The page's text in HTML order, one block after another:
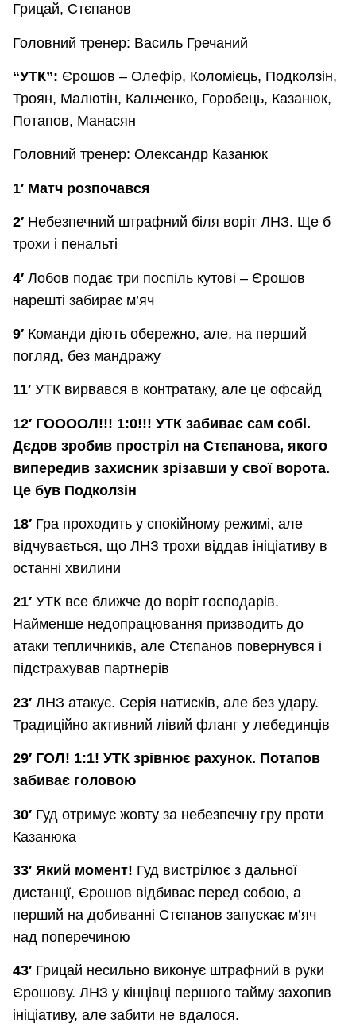
Грицай, Стєпанов
Головний тренер: Василь Гречаний
“УТК”: Єрошов – Олефір, Коломієць, Подколзін,
Троян, Малютін, Кальченко, Горобець, Казанюк,
Потапов, Манасян
Головний тренер: Олександр Казанюк
1′ Матч розпочався
2′ Небезпечний штрафний біля воріт ЛНЗ. Ще б
трохи і пенальті
4′ Лобов подає три поспіль кутові – Єрошов
нарешті забирає м’яч
9′ Команди діють обережно, але, на перший
погляд, без мандражу
11′ УТК вирвався в контратаку, але це офсайд
12′ ГООООЛ!!! 1:0!!! УТК забиває сам собі.
Дєдов зробив простріл на Стєпанова, якого
випередив захисник зрізавши у свої ворота.
Це був Подколзін
18′ Гра проходить у спокійному режимі, але
відчувається, що ЛНЗ трохи віддав ініціативу в
останні хвилини
21′ УТК все ближче до воріт господарів.
Найменше недопрацювання призводить до
атаки тепличників, але Стєпанов повернувся і
підстрахував партнерів
23′ ЛНЗ атакує. Серія натисків, але без удару.
Традиційно активний лівий фланг у лебединців
29′ ГОЛ! 1:1! УТК зрівнює рахунок. Потапов
забиває головою
30′ Гуд отримує жовту за небезпечну гру проти
Казанюка
33′ Який момент! Гуд вистрілює з дальної
дистанцї, Єрошов відбиває перед собою, а
перший на добиванні Стєпанов запускає м’яч
над поперечиною
43′ Грицай несильно виконує штрафний в руки
Єрошову. ЛНЗ у кінцівці першого тайму захопив
ініціативу, але забити не вдалося.